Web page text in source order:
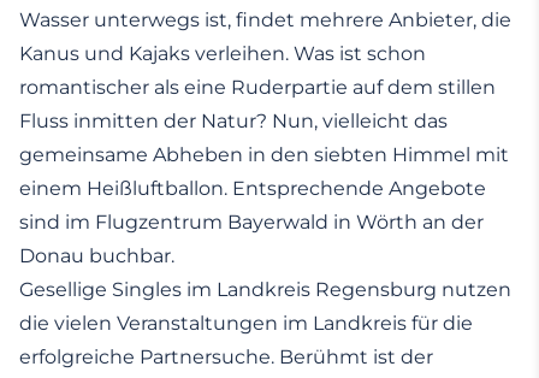
Wasser unterwegs ist, findet mehrere Anbieter, die
Kanus und Kajaks verleihen. Was ist schon
romantischer als eine Ruderpartie auf dem stillen
Fluss inmitten der Natur? Nun, vielleicht das
gemeinsame Abheben in den siebten Himmel mit
einem Heißluftballon. Entsprechende Angebote
sind im Flugzentrum Bayerwald in Wörth an der
Donau buchbar.
Gesellige Singles im Landkreis Regensburg nutzen
die vielen Veranstaltungen im Landkreis für die
erfolgreiche Partnersuche. Berühmt ist der